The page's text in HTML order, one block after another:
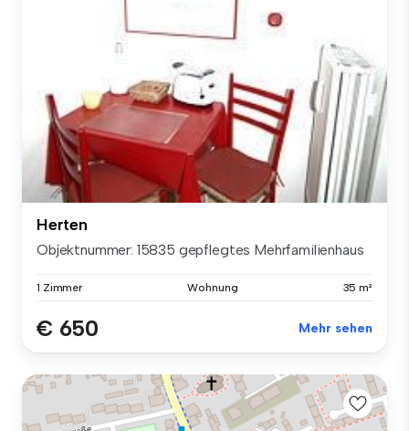
Herten
Objektnummer: 15835 gepflegtes Mehrfamilienhaus
1 Zimmer Wohnung 35 m²
€ 650 Mehr sehen